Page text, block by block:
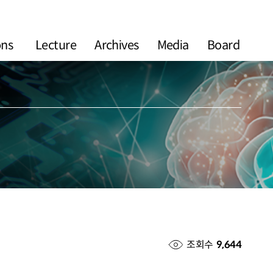
Lecture Archives Media Board
조회수 9,644